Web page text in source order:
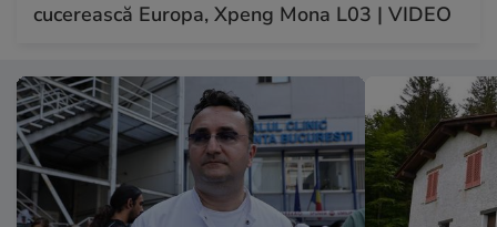
cucerească Europa, Xpeng Mona L03 | VIDEO